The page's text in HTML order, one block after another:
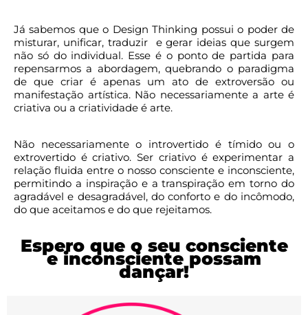
Já sabemos que o Design Thinking possui o poder de
misturar, unificar, traduzir e gerar ideias que surgem
não só do individual. Esse é o ponto de partida para
repensarmos a abordagem, quebrando o paradigma
de que criar é apenas um ato de extroversão ou
manifestação artística. Não necessariamente a arte é
criativa ou a criatividade é arte.
Não necessariamente o introvertido é tímido ou o
extrovertido é criativo. Ser criativo é experimentar a
relação fluida entre o nosso consciente e inconsciente,
permitindo a inspiração e a transpiração em torno do
agradável e desagradável, do conforto e do incômodo,
do que aceitamos e do que rejeitamos.
Espero que o seu consciente
e inconsciente possam
dançar!